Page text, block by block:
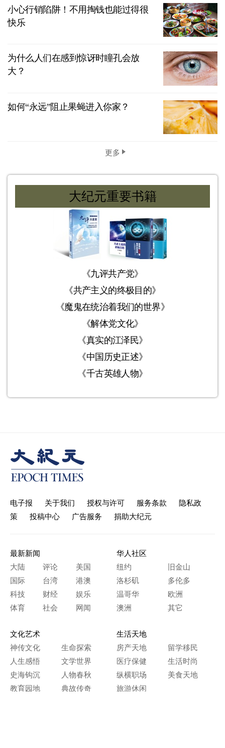
小心行销陷阱！不用掏钱也能过得很
快乐
为什么人们在感到惊讶时瞳孔会放
大？
如何“永远”阻止果蝇进入你家？
更多
大纪元重要书籍
《九评共产党》
《共产主义的终极目的》
《魔鬼在统治着我们的世界》
《解体党文化》
《真实的江泽民》
《中国历史正述》
《千古英雄人物》
电子报 关于我们 授权与许可 服务条款
隐私政
策
投稿中心 广告服务 捐助大纪元
最新新闻
大陆
评论
美国
国际
台湾
港澳
科技
财经
娱乐
体育
社会 网闻
华人社区
纽约
旧金山
洛杉矶
多伦多
温哥华
欧洲
澳洲
其它
文化艺术
神传文化
生命探索
人生感悟
文学世界
史海钩沉
人物春秋
教育园地
典故传奇
生活天地
房产天地
留学移民
医疗保健
生活时尚
纵横职场
美食天地
旅游休闲